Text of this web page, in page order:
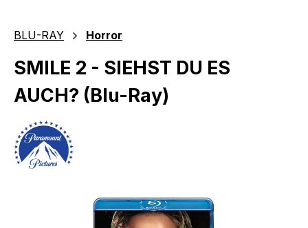
BLU-RAY Horror
SMILE 2 - SIEHST DU ES
AUCH? (Blu-Ray)
Bildergalerie überspringen